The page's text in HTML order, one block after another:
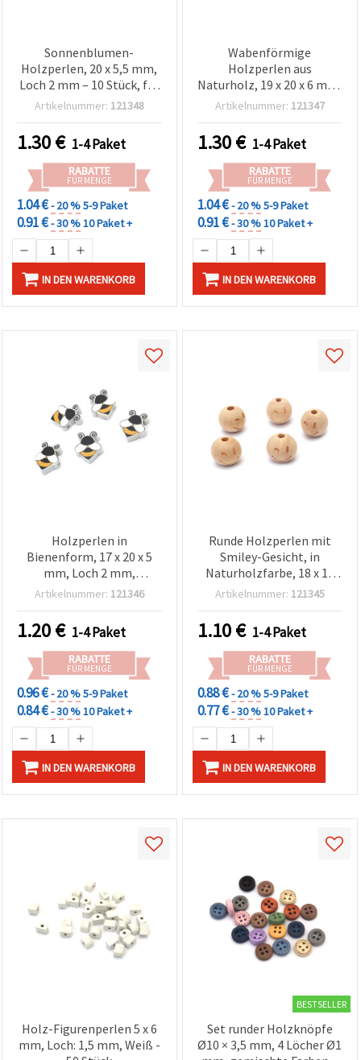
Sonnenblumen-
Holzperlen, 20 x 5,5 mm,
Loch 2 mm – 10 Stück, für
Basteln &
Artikelnummer: 121348
1.30€ 1-4 Paket
RABATTE
FÜR MENGE
1.04 €- 20 %5-9 Paket
0.91 €- 30 %10 Paket +
IN DEN WARENKORB
Wabenförmige
Holzperlen aus
Naturholz, 19 x 20 x 6 mm,
Loch 2 mm – 10 Stück
Artikelnummer: 121347
1.30€ 1-4 Paket
RABATTE
FÜR MENGE
1.04 €- 20 %5-9 Paket
0.91 €- 30 %10 Paket +
IN DEN WARENKORB
Holzperlen in
Bienenform, 17 x 20 x 5
mm, Loch 2 mm,
Naturholz – 10 Stück
Artikelnummer: 121346
1.20€ 1-4 Paket
RABATTE
FÜR MENGE
0.96 €- 20 %5-9 Paket
0.84 €- 30 %10 Paket +
IN DEN WARENKORB
Runde Holzperlen mit
Smiley-Gesicht, in
Naturholzfarbe, 18 x 19
mm, Loch: 5 mm - 5 Stück
Artikelnummer: 121345
1.10€ 1-4 Paket
RABATTE
FÜR MENGE
0.88 €- 20 %5-9 Paket
0.77 €- 30 %10 Paket +
IN DEN WARENKORB
Holz-Figurenperlen 5 x 6
mm, Loch: 1,5 mm, Weiß -
BESTSELLER
Set runder Holzknöpfe
Ø10 × 3,5 mm, 4 Löcher Ø1